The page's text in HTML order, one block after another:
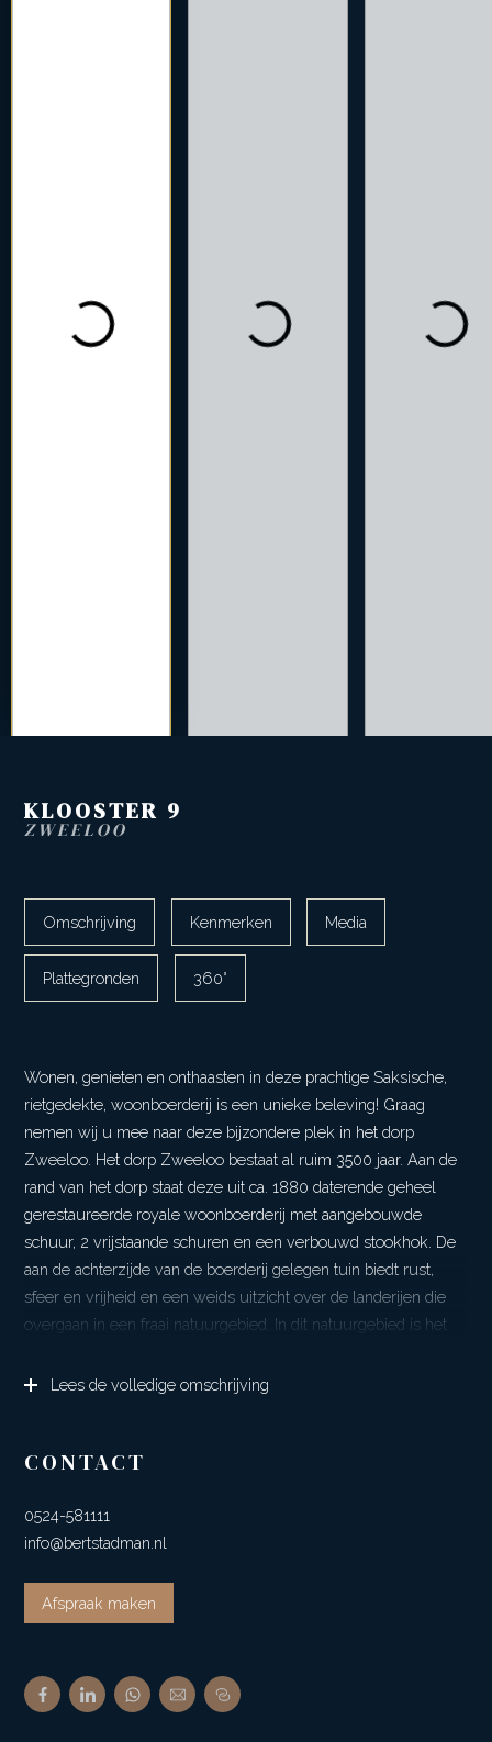
KLOOSTER 9
ZWEELOO
Omschrijving Kenmerken Media
Plattegronden 360°
Wonen, genieten en onthaasten in deze prachtige Saksische,
rietgedekte, woonboerderij is een unieke beleving! Graag
nemen wij u mee naar deze bijzondere plek in het dorp
Zweeloo. Het dorp Zweeloo bestaat al ruim 3500 jaar. Aan de
rand van het dorp staat deze uit ca. 1880 daterende geheel
gerestaureerde royale woonboerderij met aangebouwde
schuur, 2 vrijstaande schuren en een verbouwd stookhok. De
aan de achterzijde van de boerderij gelegen tuin biedt rust,
sfeer en vrijheid en een weids uitzicht over de landerijen die
overgaan in een fraai natuurgebied. In dit natuurgebied is het
gepeilde route.
gemoderniseerd, waarbij ook isolerende maatregelen zijn
vloerisolatie en gedeeltelijk isolerende beglazing.
Onder deze stoere rietgedekte kap herbergt zich maar liefst
een inhoud van ca. 1900m³
De indeling is verrassend en speels en biedt diverse
kantoor/praktijk maar behoort ook dubbele bewoning van de
woning tot de mogelijkheden.
Lees de volledige omschrijving
CONTACT
0524-581111
info@bertstadman.nl
Afspraak maken